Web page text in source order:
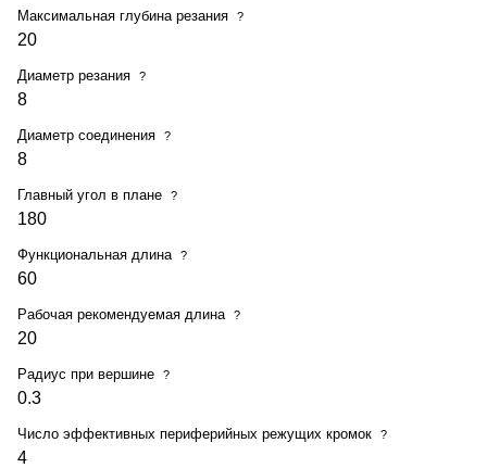
Максимальная глубина резания ?
20
Диаметр резания ?
8
Диаметр соединения ?
8
Главный угол в плане ?
180
Функциональная длина ?
60
Рабочая рекомендуемая длина ?
20
Радиус при вершине ?
0.3
Число эффективных периферийных режущих кромок ?
4